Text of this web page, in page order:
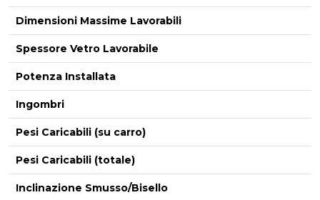
Dimensioni Massime Lavorabili
Spessore Vetro Lavorabile
Potenza Installata
Ingombri
Pesi Caricabili (su carro)
Pesi Caricabili (totale)
Inclinazione Smusso/Bisello